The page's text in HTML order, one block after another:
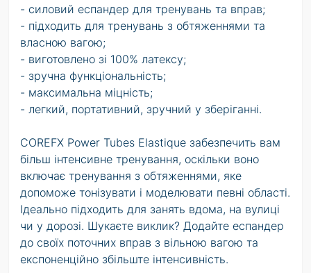
- силовий еспандер для тренувань та вправ;
- підходить для тренувань з обтяженнями та
власною вагою;
- виготовлено зі 100% латексу;
- зручна функціональність;
- максимальна міцність;
- легкий, портативний, зручний у зберіганні.
COREFX Power Tubes Elastique забезпечить вам
більш інтенсивне тренування, оскільки воно
включає тренування з обтяженнями, яке
допоможе тонізувати і моделювати певні області.
Ідеально підходить для занять вдома, на вулиці
чи у дорозі. Шукаєте виклик? Додайте еспандер
до своїх поточних вправ з вільною вагою та
експоненційно збільште інтенсивність.